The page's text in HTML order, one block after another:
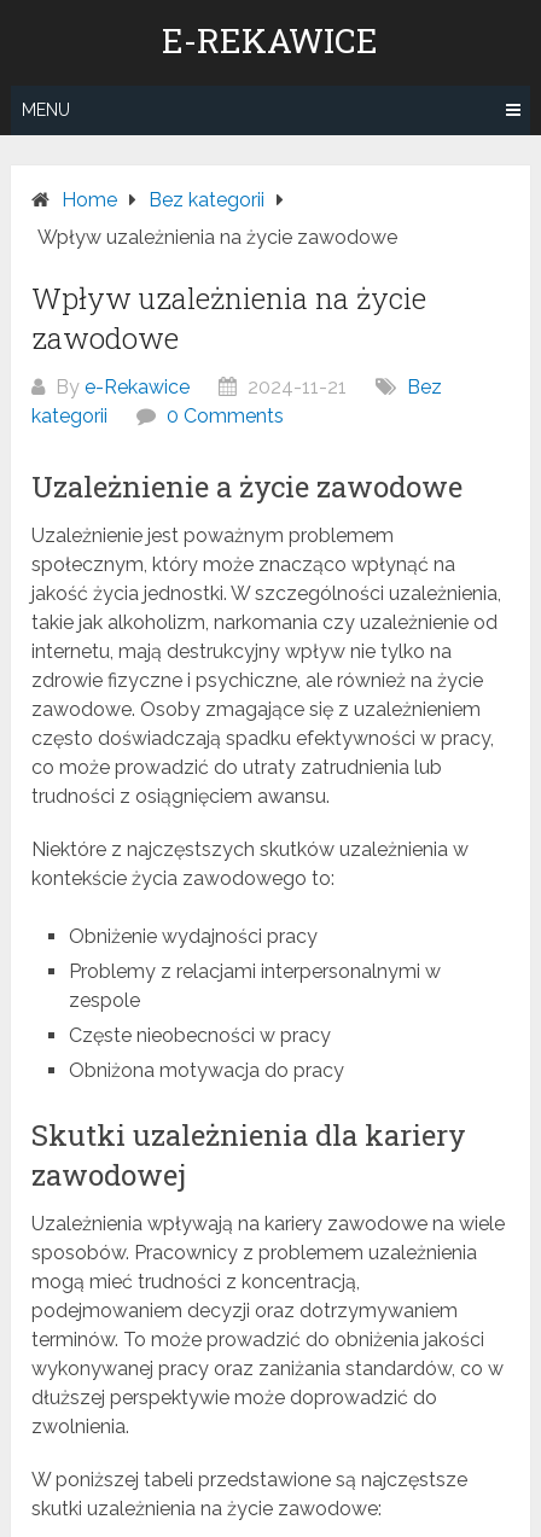
E-REKAWICE
MENU
Home
Bez kategorii
Wpływ uzależnienia na życie zawodowe
Wpływ uzależnienia na życie
zawodowe
Bye-Rekawice 2024-11-21
Bez
kategorii
0 Comments
Uzależnienie a życie zawodowe
Uzależnienie jest poważnym problemem
społecznym, który może znacząco wpłynąć na
jakość życia jednostki. W szczególności uzależnienia,
takie jak alkoholizm, narkomania czy uzależnienie od
internetu, mają destrukcyjny wpływ nie tylko na
zdrowie fizyczne i psychiczne, ale również na życie
zawodowe. Osoby zmagające się z uzależnieniem
często doświadczają spadku efektywności w pracy,
co może prowadzić do utraty zatrudnienia lub
trudności z osiągnięciem awansu.
Niektóre z najczęstszych skutków uzależnienia w
kontekście życia zawodowego to:
Obniżenie wydajności pracy
Problemy z relacjami interpersonalnymi w
zespole
Częste nieobecności w pracy
Obniżona motywacja do pracy
Skutki uzależnienia dla kariery
zawodowej
Uzależnienia wpływają na kariery zawodowe na wiele
sposobów. Pracownicy z problemem uzależnienia
mogą mieć trudności z koncentracją,
podejmowaniem decyzji oraz dotrzymywaniem
terminów. To może prowadzić do obniżenia jakości
wykonywanej pracy oraz zaniżania standardów, co w
dłuższej perspektywie może doprowadzić do
zwolnienia.
W poniższej tabeli przedstawione są najczęstsze
skutki uzależnienia na życie zawodowe: